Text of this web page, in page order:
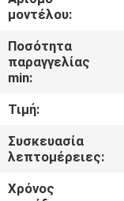
ΠΟΙΟΤΙΚΌΣ
ΜΑΣ
ΕΛΆΤΕ
μοντέλου:
Ποσότητα
παραγγελίας
min:
Τιμή:
Συσκευασία
λεπτομέρειες:
Χρόνος